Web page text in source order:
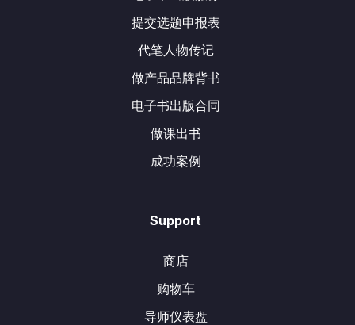
提交选题申报表
代笔人物传记
做产品品牌背书
电子书出版合同
做课出书
成功案例
Support
商店
购物车
导师仪表盘